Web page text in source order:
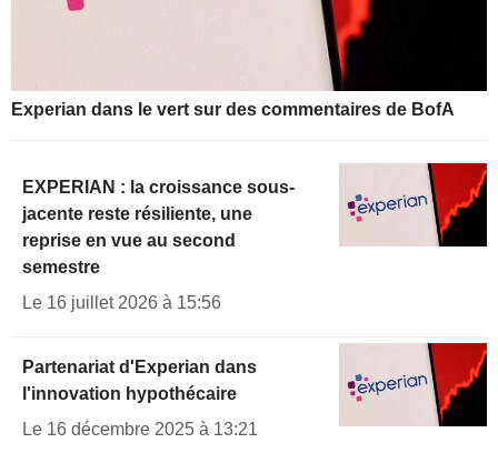
Experian dans le vert sur des commentaires de BofA
EXPERIAN : la croissance sous-
jacente reste résiliente, une
reprise en vue au second
semestre
Le 16 juillet 2026 à 15:56
Partenariat d'Experian dans
l'innovation hypothécaire
Le 16 décembre 2025 à 13:21